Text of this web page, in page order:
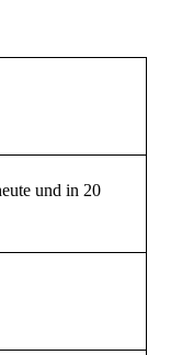
und in 20